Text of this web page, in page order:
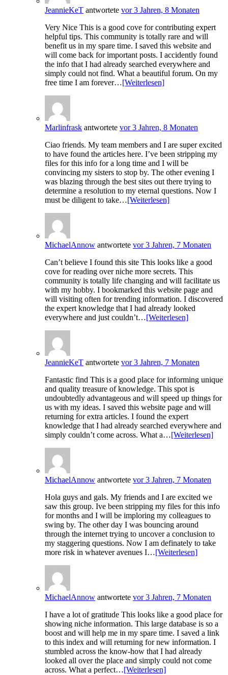
JeannieKeT antwortete vor 3 Jahren, 8 Monaten
Very Nice This is a good cove for contributing expert
helpful tips. This community is totally rare and will
benefit us in my spare time. I saved this website and
will come back for important posts. I accidently found
the info that I had already searched everywhere and
simply could not find. What a beautiful forum. On my
free time I am forever…[Weiterlesen]
Marlinfrask antwortete vor 3 Jahren, 8 Monaten
Ciao friends. My team members and I are super excited
to have found the articles here. I’ve been stripping my
files for this info for a long time and I will be
convincing my sisters to stop by. The other evening I
was blazing through the best sites out there trying to
determine a resolution to my eternal questions. Now I
must be diligent to take…[Weiterlesen]
MichaelAnnow antwortete vor 3 Jahren, 7 Monaten
Can’t believe I found this site This looks like a good
cove for reading over niche more secrets. This
community is totally life changing and will facilitate us
with my hobby. I bookmarked this website page and
will visiting often for trending information. I discovered
the expert knowledge that I had already looked
everywhere and just couldn’t…[Weiterlesen]
JeannieKeT antwortete vor 3 Jahren, 7 Monaten
Fantastic find This is a good place for informing unique
and quality treasure of knowledge. This spot is
undoubtedly advantageous and will speed up things for
us with my ideas. I saved this website page and will
returning for extra articles. I found the expert
knowledge that I had already searched everywhere and
simply couldn’t come across. What a…[Weiterlesen]
MichaelAnnow antwortete vor 3 Jahren, 7 Monaten
Hola guys and gals. My friends and I are excited we
saw this group. Ive been stripping my files for this info
for months and I will be imploring my colleagues to
swing by. The other day I was bouncing around
through the internet trying to uncover a conclusion to
my staggering questions. Now I am definately to take
more risk in whatever avenues I…[Weiterlesen]
MichaelAnnow antwortete vor 3 Jahren, 7 Monaten
I have a lot of gratitude This looks like a good place for
showing niche information. This large database is so a
boost and will help me in my spare time. I saved a link
to this index and will returning for new information. I
stumbled across the know-how that I had already
looked all over the place and simply could not come
across. What a perfect…[Weiterlesen]